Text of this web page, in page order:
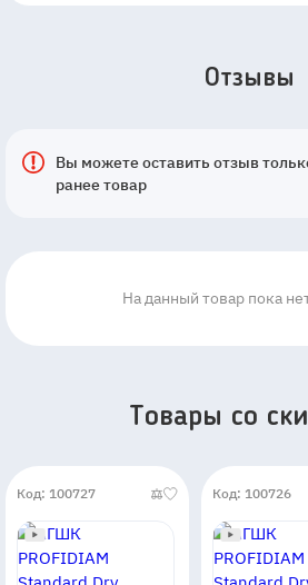
Отзывы
Вы можете оставить отзыв
ранее товар
На данный товар пока
Товары со
Код: 100727 Код: 100726